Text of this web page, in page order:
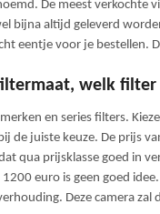
De meest verkochte
bijna altijd geleverd
eentje voor je bestellen.
welk
en series filters.
de juiste keuze. De prijs
qua prijsklasse goed in
euro is geen goed
Deze camera